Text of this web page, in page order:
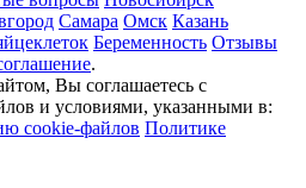
Самара Омск Казань
Беременность Отзывы
.
Вы соглашаетесь с
и условиями, указанными в:
cookie-файлов Политике